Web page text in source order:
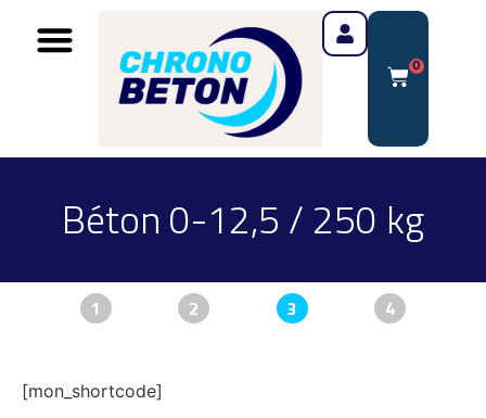
0
Béton 0-12,5 / 250 kg
1 2 3 4
[mon_shortcode]